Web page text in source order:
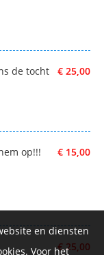
€ 25,00
de tocht
€ 15,00
op!!!
€ 25,00
en diensten
Voor het